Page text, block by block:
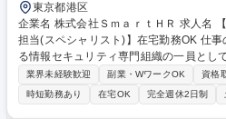
東京都港区
企業名 株式会社ＳｍａｒｔＨＲ 求人名 【情報セキュリティマネジメント
担当(スペシャリスト)】在宅勤務OK 仕事の内容 SmartHRグループにおけ
る情報セキュリティ専門組織の一員とし
リティ課題の本質を見抜き、最適なセキ
していただきます。 ■セキュリティ体制の構築・運用■セキュリティに関
するリスクアセスメントの実施■社内・
業界未経験歓迎 副業・WワークOK 資格
時短勤務あり
在宅OK 完全週休2日制